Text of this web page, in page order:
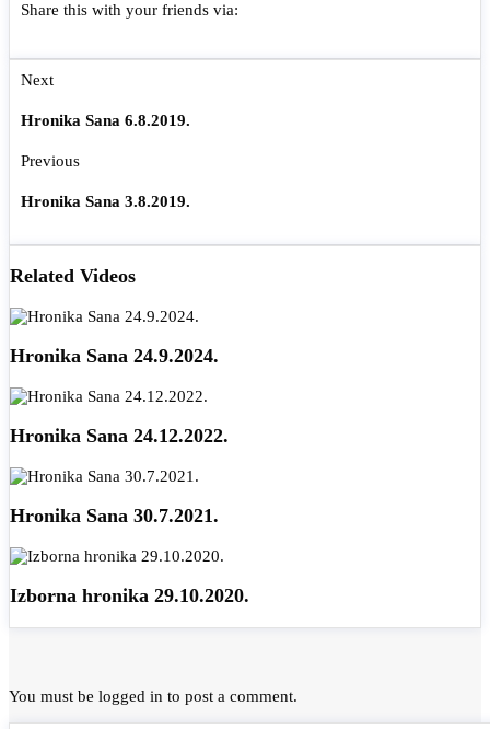
Share this with your friends via:
Next
Hronika Sana 6.8.2019.
Previous
Hronika Sana 3.8.2019.
Related Videos
Hronika Sana 24.9.2024.
Hronika Sana 24.12.2022.
Hronika Sana 30.7.2021.
Izborna hronika 29.10.2020.
You must be logged in to post a comment.